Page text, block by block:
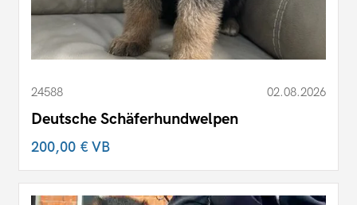
24588 02.08.2026
Deutsche Schäferhundwelpen
200,00 €VB